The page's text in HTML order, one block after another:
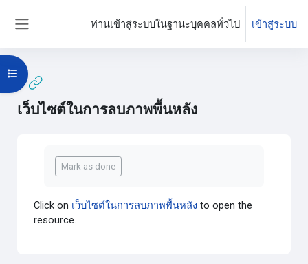
ท่านเข้าสู่ระบบในฐานะบุคคลทั่วไป เข้าสู่ระบบ
เว็บไซต์ในการลบภาพพื้นหลัง
Open course index
Mark as done
Click on เว็บไซต์ในการลบภาพพื้นหลัง to open the
resource.